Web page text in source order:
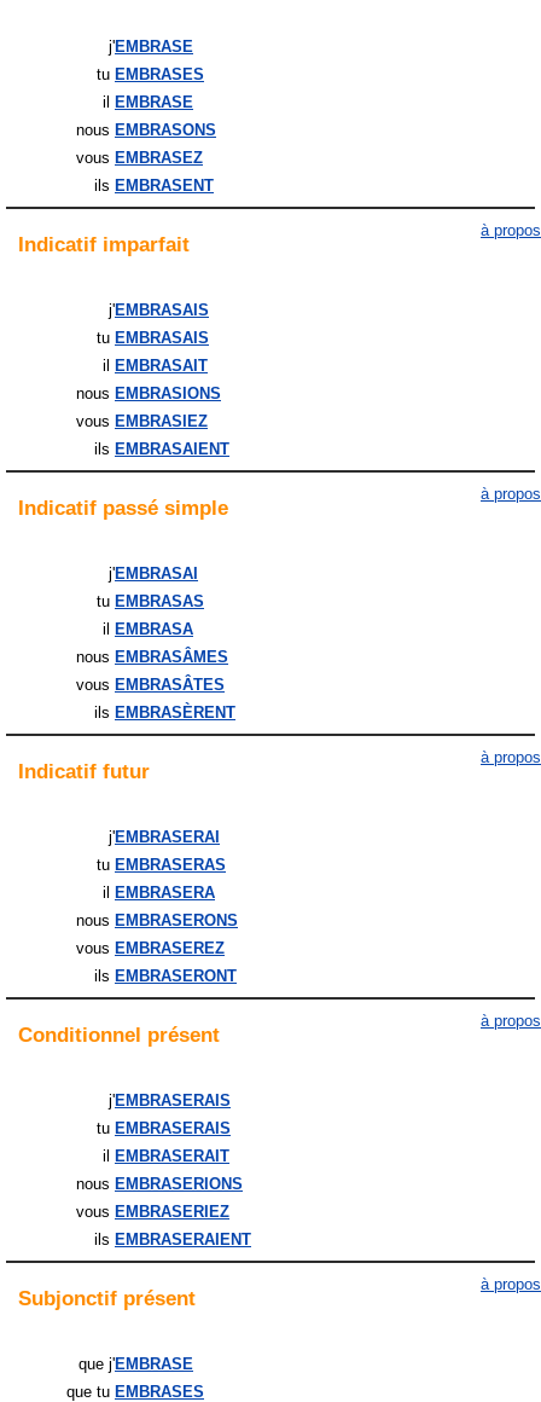
j'EMBRASE
tu EMBRASES
il
EMBRASE
nous EMBRASONS
vous EMBRASEZ
ils EMBRASENT
Indicatif imparfait
à propos
j'EMBRASAIS
tu EMBRASAIS
il
EMBRASAIT
nous EMBRASIONS
vous EMBRASIEZ
ils EMBRASAIENT
Indicatif passé simple
à propos
j'EMBRASAI
tu EMBRASAS
il
EMBRASA
nous EMBRASÂMES
vous EMBRASÂTES
ils EMBRASÈRENT
Indicatif futur
à propos
j'EMBRASERAI
tu EMBRASERAS
il
EMBRASERA
nous EMBRASERONS
vous EMBRASEREZ
ils EMBRASERONT
Conditionnel présent
à propos
j'EMBRASERAIS
tu EMBRASERAIS
il
EMBRASERAIT
nous EMBRASERIONS
vous EMBRASERIEZ
ils EMBRASERAIENT
Subjonctif présent
à propos
que j'EMBRASE
que tu EMBRASES